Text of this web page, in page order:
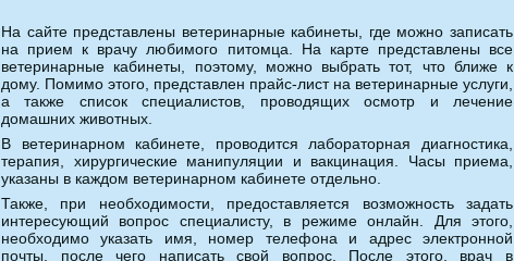
На сайте представлены ветеринарные кабинеты, где можно записать
на прием к врачу любимого питомца. На карте представлены все
ветеринарные кабинеты, поэтому, можно выбрать тот, что ближе к
дому. Помимо этого, представлен прайс-лист на ветеринарные услуги,
а также список специалистов, проводящих осмотр и лечение
домашних животных.
В ветеринарном кабинете, проводится лабораторная диагностика,
терапия, хирургические манипуляции и вакцинация. Часы приема,
указаны в каждом ветеринарном кабинете отдельно.
Также, при необходимости, предоставляется возможность задать
интересующий вопрос специалисту, в режиме онлайн. Для этого,
необходимо указать имя, номер телефона и адрес электронной
почты, после чего написать свой вопрос. После этого, врач в